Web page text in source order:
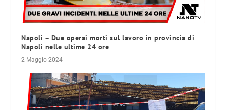
Napoli – Due operai morti sul lavoro in provincia di
Napoli nelle ultime 24 ore
2 Maggio 2024